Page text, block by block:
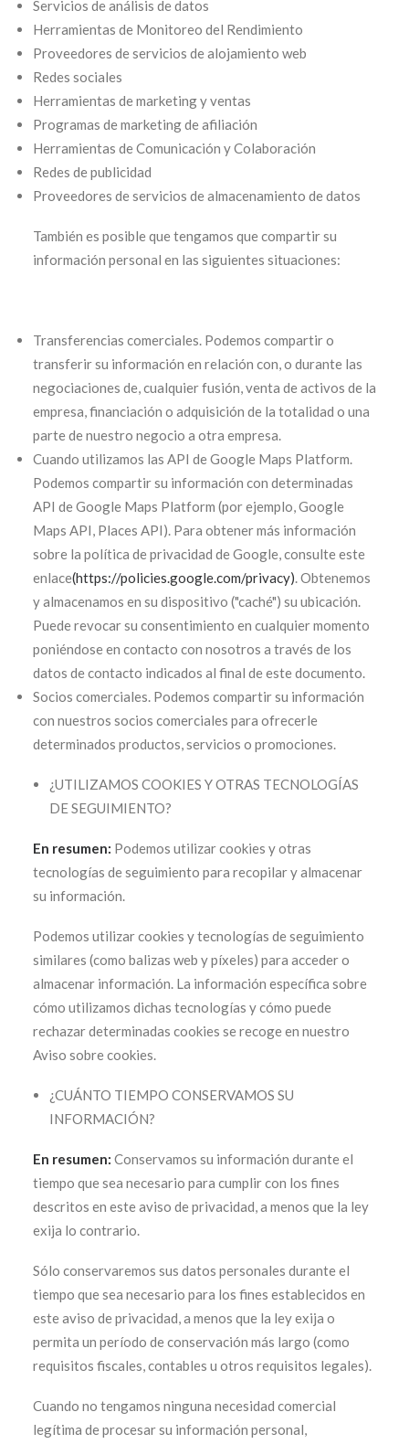
Servicios de análisis de datos
Herramientas de Monitoreo del Rendimiento
Proveedores de servicios de alojamiento web
Redes sociales
Herramientas de marketing y ventas
Programas de marketing de afiliación
Herramientas de Comunicación y Colaboración
Redes de publicidad
Proveedores de servicios de almacenamiento de datos
También es posible que tengamos que compartir su
información personal en las siguientes situaciones:
Transferencias comerciales. Podemos compartir o
transferir su información en relación con, o durante las
negociaciones de, cualquier fusión, venta de activos de la
empresa, financiación o adquisición de la totalidad o una
parte de nuestro negocio a otra empresa.
Cuando utilizamos las API de Google Maps Platform.
Podemos compartir su información con determinadas
API de Google Maps Platform (por ejemplo, Google
Maps API, Places API). Para obtener más información
sobre la política de privacidad de Google, consulte este
enlace(https://policies.google.com/privacy). Obtenemos
y almacenamos en su dispositivo ("caché") su ubicación.
Puede revocar su consentimiento en cualquier momento
poniéndose en contacto con nosotros a través de los
datos de contacto indicados al final de este documento.
Socios comerciales. Podemos compartir su información
con nuestros socios comerciales para ofrecerle
determinados productos, servicios o promociones.
¿UTILIZAMOS COOKIES Y OTRAS TECNOLOGÍAS
DE SEGUIMIENTO?
En resumen: Podemos utilizar cookies y otras
tecnologías de seguimiento para recopilar y almacenar
su información.
Podemos utilizar cookies y tecnologías de seguimiento
similares (como balizas web y píxeles) para acceder o
almacenar información. La información específica sobre
cómo utilizamos dichas tecnologías y cómo puede
rechazar determinadas cookies se recoge en nuestro
Aviso sobre cookies.
¿CUÁNTO TIEMPO CONSERVAMOS SU
INFORMACIÓN?
En resumen: Conservamos su información durante el
tiempo que sea necesario para cumplir con los fines
descritos en este aviso de privacidad, a menos que la ley
exija lo contrario.
Sólo conservaremos sus datos personales durante el
tiempo que sea necesario para los fines establecidos en
este aviso de privacidad, a menos que la ley exija o
permita un período de conservación más largo (como
requisitos fiscales, contables u otros requisitos legales).
Cuando no tengamos ninguna necesidad comercial
legítima de procesar su información personal,